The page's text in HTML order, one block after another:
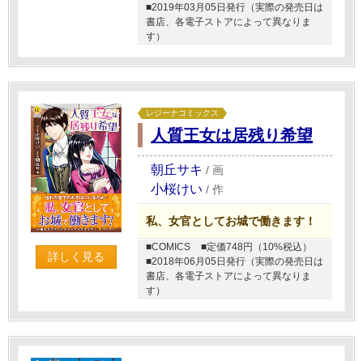
■2019年03月05日発行（実際の発売日は
書店、各電子ストアによって異なりま
す）
詳しく見る
レジーナコミックス
人質王女は居残り希望
朝丘サキ / 画
小桜けい / 作
私、女官としてお城で働きます！
■COMICS
■定価748円（10%税込）
■2018年06月05日発行（実際の発売日は
書店、各電子ストアによって異なりま
す）